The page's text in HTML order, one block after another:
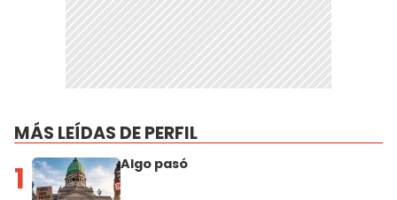
MÁS LEÍDAS DE PERFIL
1 Algo pasó